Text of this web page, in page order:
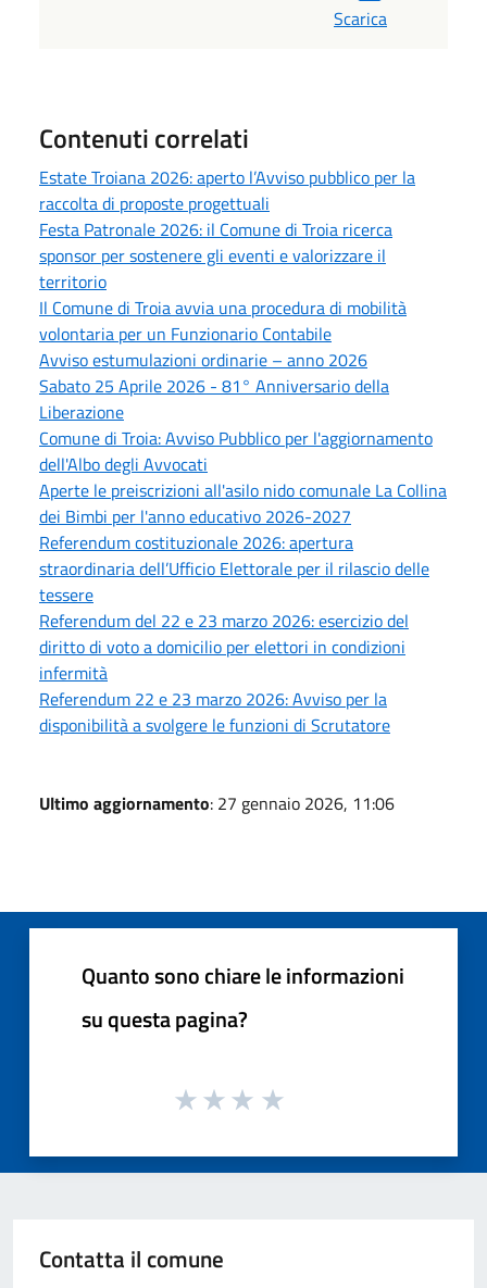
Scarica
Contenuti correlati
Estate Troiana 2026: aperto l’Avviso pubblico per la
raccolta di proposte progettuali
Festa Patronale 2026: il Comune di Troia ricerca
sponsor per sostenere gli eventi e valorizzare il
territorio
Il Comune di Troia avvia una procedura di mobilità
volontaria per un Funzionario Contabile
Avviso estumulazioni ordinarie – anno 2026
Sabato 25 Aprile 2026 - 81° Anniversario della
Liberazione
Comune di Troia: Avviso Pubblico per l'aggiornamento
dell'Albo degli Avvocati
Aperte le preiscrizioni all'asilo nido comunale La Collina
dei Bimbi per l'anno educativo 2026-2027
Referendum costituzionale 2026: apertura
straordinaria dell’Ufficio Elettorale per il rilascio delle
tessere
Referendum del 22 e 23 marzo 2026: esercizio del
diritto di voto a domicilio per elettori in condizioni
infermità
Referendum 22 e 23 marzo 2026: Avviso per la
disponibilità a svolgere le funzioni di Scrutatore
Ultimo aggiornamento: 27 gennaio 2026, 11:06
Quanto sono chiare le informazioni
su questa pagina?
Contatta il comune